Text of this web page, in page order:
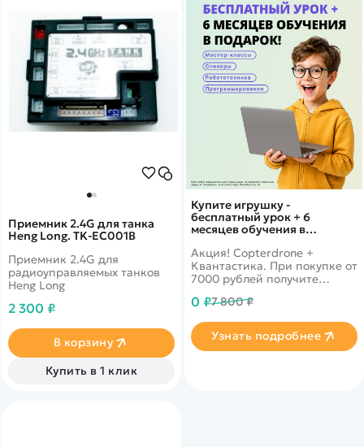
Купите игрушку -
бесплатный урок + 6
месяцев обучения в
Акция! Copterdrone +
Квантастика. При покупке от
7000 рублей получите
нашего партнера
0 ₽7 800 ₽
Узнать подробнее
Приемник 2.4G для танка
Heng Long. TK-EC001B
Приемник 2.4G для
радиоуправляемых танков
Heng Long
2 300 ₽
В корзину
Купить в 1 клик